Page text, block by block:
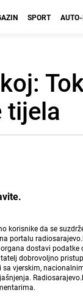
SPORT
tijela
korisnike da se
portalu
dostavi
dobrovoljno
vjerskim,